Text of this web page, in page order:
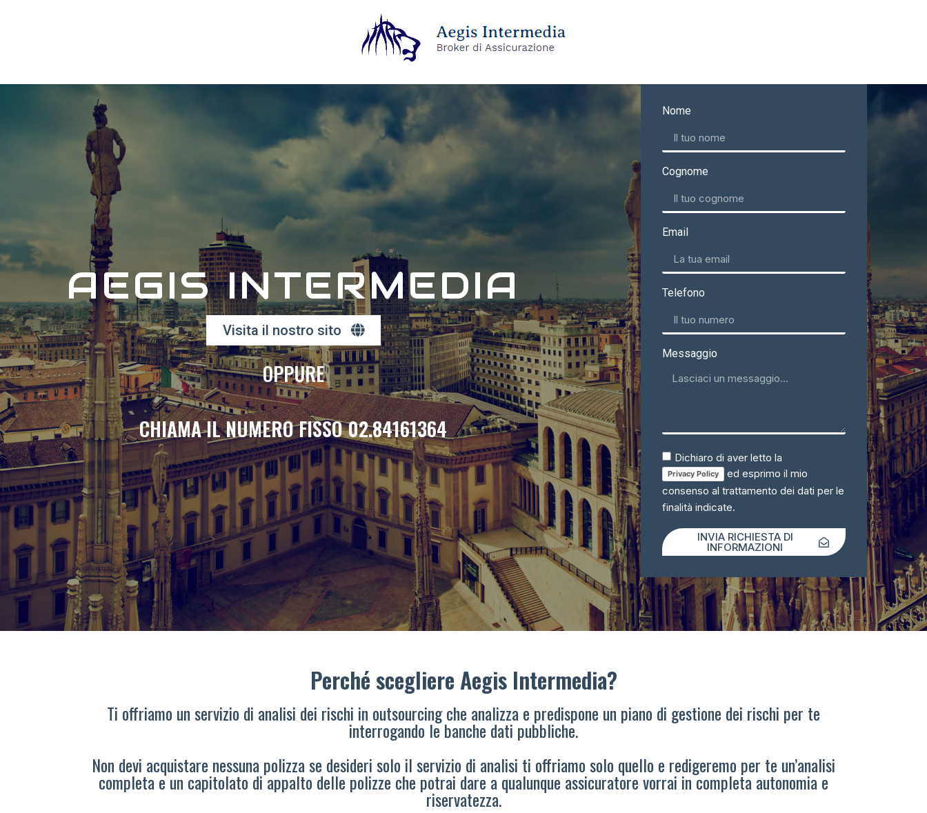
AEGIS INTERMEDIA
Visita il nostro sito
OPPURE
CHIAMA IL NUMERO FISSO 02.84161364
Nome
Cognome
Email
Telefono
Messaggio
Dichiaro di aver letto la
Privacy Policy
ed esprimo il mio
consenso al trattamento dei dati per le
finalità indicate.
INVIA RICHIESTA DI
INFORMAZIONI
Perché scegliere Aegis Intermedia?
Ti offriamo un servizio di analisi dei rischi in outsourcing che analizza e predispone un piano di gestione dei rischi per te
interrogando le banche dati pubbliche.
Non devi acquistare nessuna polizza se desideri solo il servizio di analisi ti offriamo solo quello e redigeremo per te un’analisi
completa e un capitolato di appalto delle polizze che potrai dare a qualunque assicuratore vorrai in completa autonomia e
riservatezza.